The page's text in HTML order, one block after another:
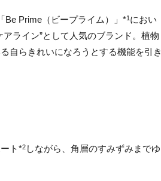
Be Prime（ビープライム）」*1 におい
ライン”として人気のブランド。植物
自らきれいになろうとする機能を引き
ト*2 しながら、角層のすみずみまでゆ